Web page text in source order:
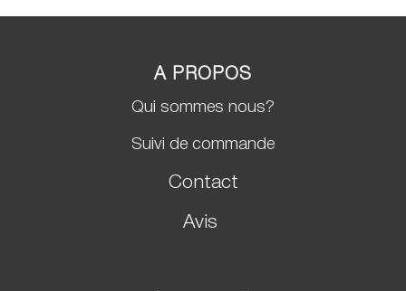
A PROPOS
Qui sommes nous?
Suivi de commande
Contact
Avis